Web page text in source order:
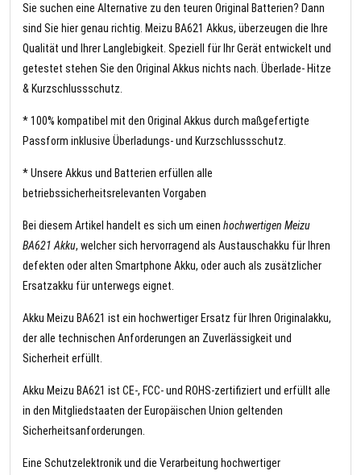
Sie suchen eine Alternative zu den teuren Original Batterien? Dann
sind Sie hier genau richtig. Meizu BA621 Akkus, überzeugen die Ihre
Qualität und Ihrer Langlebigkeit. Speziell für Ihr Gerät entwickelt und
getestet stehen Sie den Original Akkus nichts nach. Überlade- Hitze
& Kurzschlussschutz.
* 100% kompatibel mit den Original Akkus durch maßgefertigte
Passform inklusive Überladungs- und Kurzschlussschutz.
* Unsere Akkus und Batterien erfüllen alle
betriebssicherheitsrelevanten Vorgaben
Bei diesem Artikel handelt es sich um einen hochwertigen Meizu
BA621 Akku, welcher sich hervorragend als Austauschakku für Ihren
defekten oder alten Smartphone Akku, oder auch als zusätzlicher
Ersatzakku für unterwegs eignet.
Akku Meizu BA621 ist ein hochwertiger Ersatz für Ihren Originalakku,
der alle technischen Anforderungen an Zuverlässigkeit und
Sicherheit erfüllt.
Akku Meizu BA621 ist CE-, FCC- und ROHS-zertifiziert und erfüllt alle
in den Mitgliedstaaten der Europäischen Union geltenden
Sicherheitsanforderungen.
Eine Schutzelektronik und die Verarbeitung hochwertiger